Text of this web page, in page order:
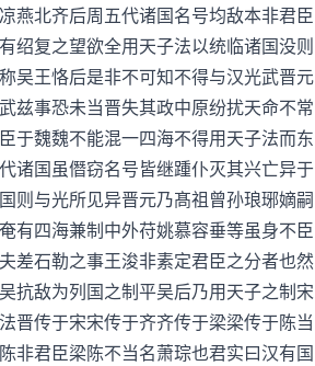
燕北齐后周五代诸国名号均敌本非君臣
绍复之望欲全用天子法以统临诸国没则
吴王恪后是非不可知不得与汉光武晋元
兹事恐未当晋失其政中原纷扰天命不常
于魏魏不能混一四海不得用天子法而东
诸国虽僭窃名号皆继踵仆灭其兴亡异于
则与光所见异晋元乃髙祖曾孙琅琊嫡嗣
有四海兼制中外苻姚慕容垂等虽身不臣
差石勒之事王浚非素定君臣之分者也然
抗敌为列国之制平吴后乃用天子之制宋
晋传于宋宋传于齐齐传于梁梁传于陈当
非君臣梁陈不当名萧琮也君实曰汉有国